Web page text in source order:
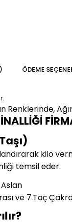
ÖDEME
Renklerinde,
kilo
temsil eder.
ve 7.Taç